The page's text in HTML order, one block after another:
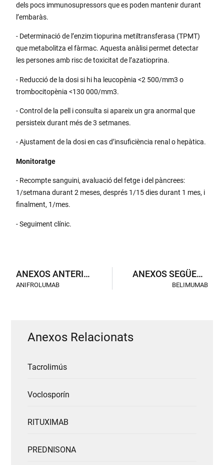
dels pocs immunosupressors que es poden mantenir durant
l’embaràs.
- Determinació de l’enzim tiopurina metiltransferasa (TPMT)
que metabolitza el fàrmac. Aquesta anàlisi permet detectar
les persones amb risc de toxicitat de l’azatioprina.
- Reducció de la dosi si hi ha leucopènia <2 500/mm3 o
trombocitopènia <130 000/mm3.
- Control de la pell i consulta si apareix un gra anormal que
persisteix durant més de 3 setmanes.
- Ajustament de la dosi en cas d’insuficiència renal o hepàtica.
Monitoratge
- Recompte sanguini, avaluació del fetge i del pàncrees:
1/setmana durant 2 meses, després 1/15 dies durant 1 mes, i
finalment, 1/mes.
- Seguiment clínic.
ANEXOS ANTERIORS
ANIFROLUMAB
ANEXOS SEGÜENTS
BELIMUMAB
Anexos Relacionats
Tacrolimús
Voclosporín
RITUXIMAB
PREDNISONA